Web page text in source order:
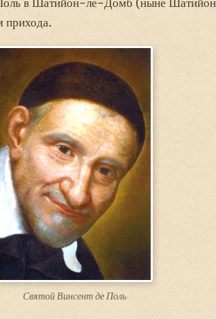
прихода.
Святой Винсент де Поль